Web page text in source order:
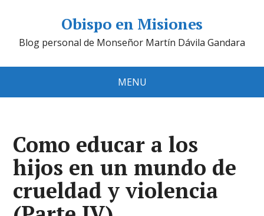
Obispo en Misiones
Blog personal de Monseñor Martín Dávila Gandara
MENU
Como educar a los
hijos en un mundo de
crueldad y violencia